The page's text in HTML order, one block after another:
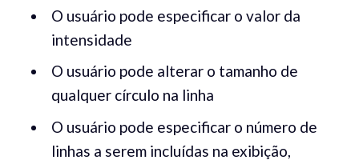
O usuário pode especificar o valor da
intensidade
O usuário pode alterar o tamanho de
qualquer círculo na linha
O usuário pode especificar o número de
linhas a serem incluídas na exibição,